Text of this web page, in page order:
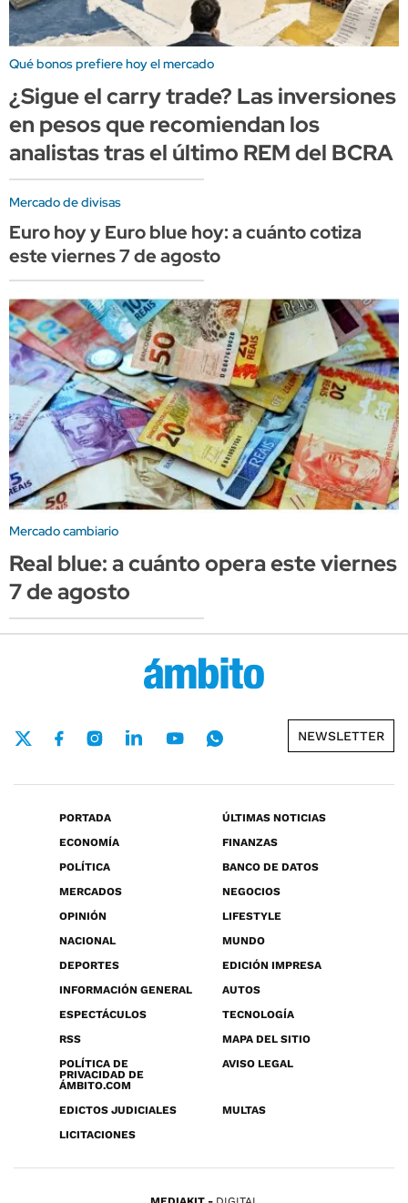
Qué bonos prefiere hoy el mercado
¿Sigue el carry trade? Las inversiones
en pesos que recomiendan los
analistas tras el último REM del BCRA
Mercado de divisas
Euro hoy y Euro blue hoy: a cuánto cotiza
este viernes 7 de agosto
Mercado cambiario
Real blue: a cuánto opera este viernes
7 de agosto
NEWSLETTER
PORTADA
ÚLTIMAS NOTICIAS
ECONOMÍA
FINANZAS
POLÍTICA
BANCO DE DATOS
MERCADOS
NEGOCIOS
OPINIÓN
LIFESTYLE
NACIONAL
MUNDO
DEPORTES
EDICIÓN IMPRESA
INFORMACIÓN GENERAL
AUTOS
ESPECTÁCULOS
TECNOLOGÍA
RSS
MAPA DEL SITIO
POLÍTICA DE
PRIVACIDAD DE
ÁMBITO.COM
AVISO LEGAL
EDICTOS JUDICIALES
MULTAS
LICITACIONES